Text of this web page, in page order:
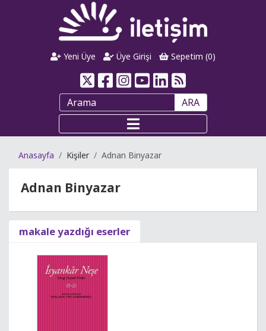
Yeni Üye Üye Girişi Sepetim (0)
ARA
Anasayfa Kişiler Adnan Binyazar
Adnan Binyazar
makale yazdığı eserler